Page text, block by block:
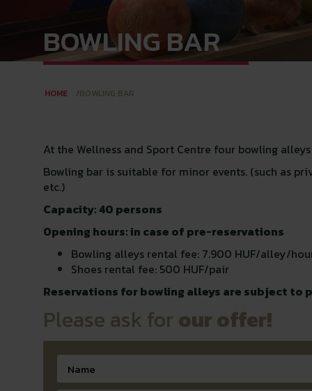
HOME BOWLING BAR
BOWLING BAR
At the Wellness and Sport Centre four bowling
Bowling bar is suitable for minor events. (such as
etc.)
Capacity: 40 persons
Opening hours: in case of pre-reservations
Bowling alleys rental fee: 7.900 HUF/alley/
Shoes rental fee: 500 HUF/pair
Reservations for bowling alleys are subject to
Please ask for our offer!